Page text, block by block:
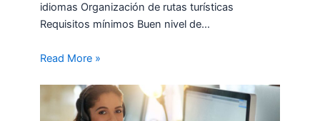
idiomas Organización de rutas turísticas
Requisitos mínimos Buen nivel de…
Read More »